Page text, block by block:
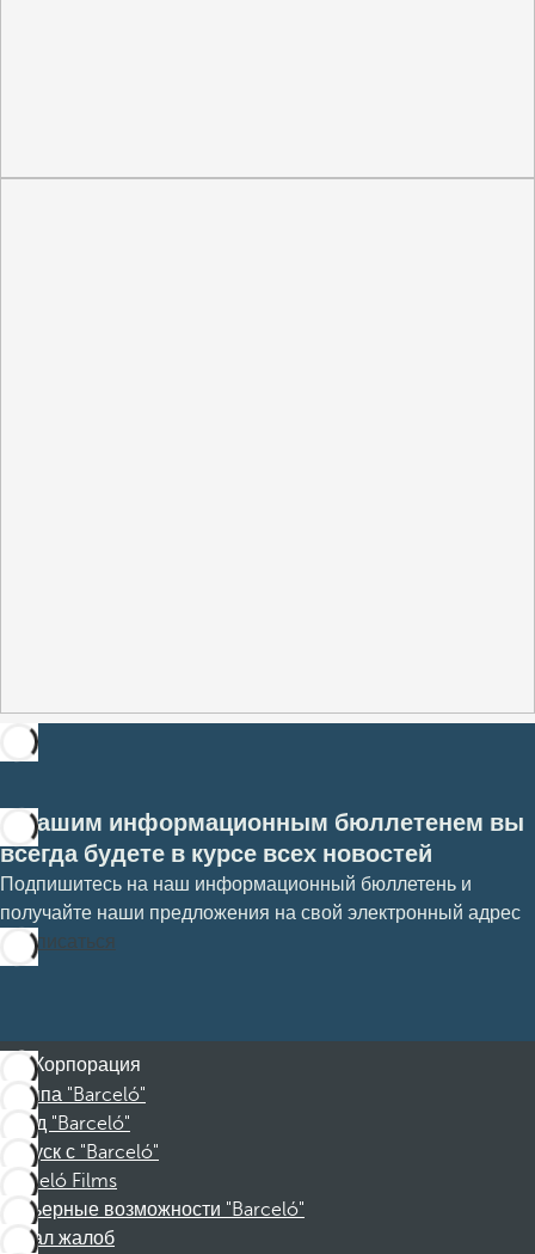
С нашим информационным бюллетенем вы
всегда будете в курсе всех новостей
Подпишитесь на наш информационный бюллетень и
получайте наши предложения на свой электронный адрес
Подписаться
Корпорация
Группа "Barceló"
Фонд "Barceló"
Отпуск с "Barceló"
Barceló Films
Карьерные возможности "Barceló"
Канал жалоб